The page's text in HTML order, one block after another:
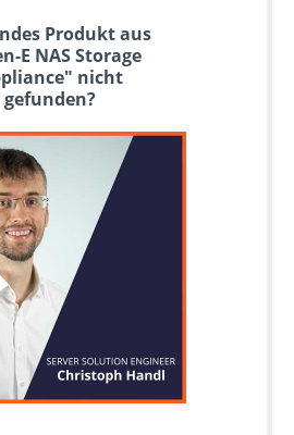
Produkt aus
E NAS Storage
nicht
gefunden?